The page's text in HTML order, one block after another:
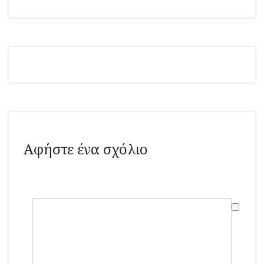
Αφήστε ένα σχόλιο